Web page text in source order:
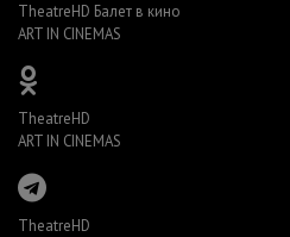
TheatreHD Балет в кино
ART IN CINEMAS
TheatreHD
ART IN CINEMAS
TheatreHD